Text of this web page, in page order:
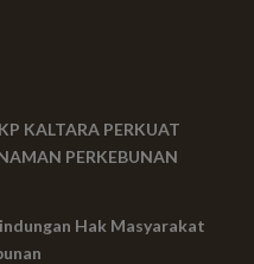
KALTARA PERKUAT
PERKEBUNAN
Hak Masyarakat